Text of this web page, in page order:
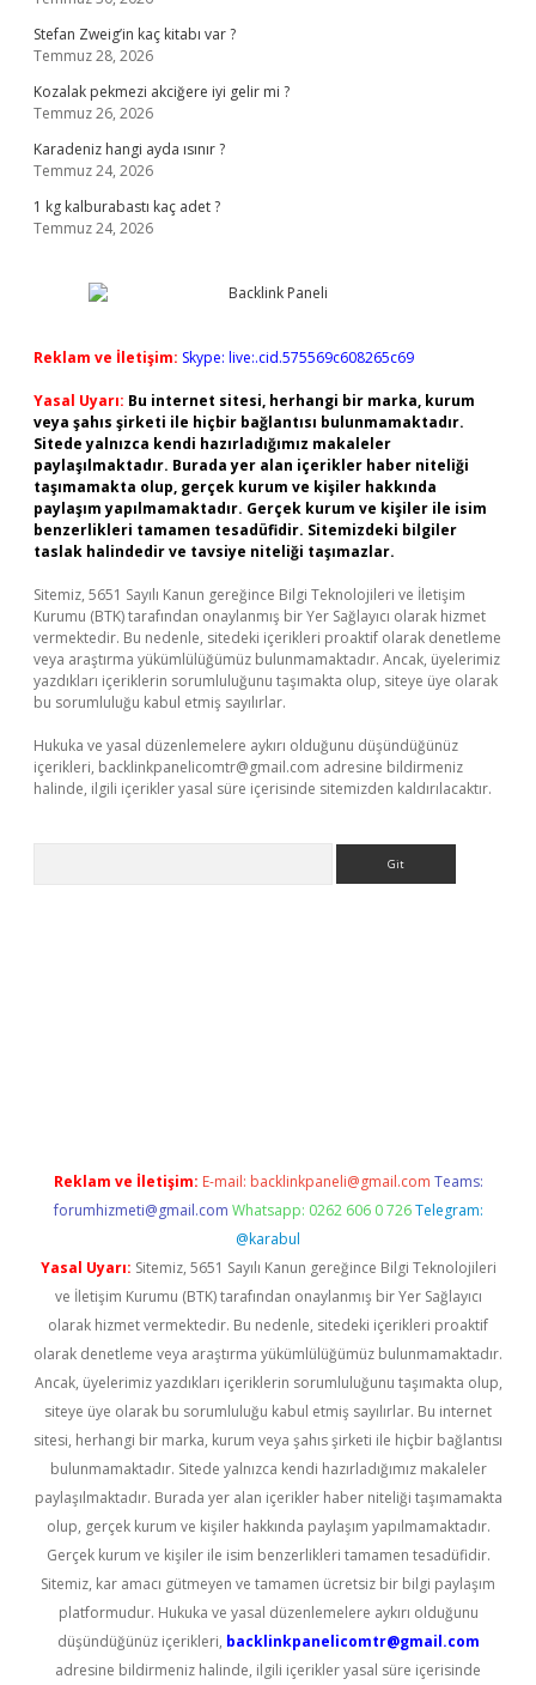
Stefan Zweig’in kaç kitabı var ?
Temmuz 28, 2026
Kozalak pekmezi akciğere iyi gelir mi ?
Temmuz 26, 2026
Karadeniz hangi ayda ısınır ?
Temmuz 24, 2026
1 kg kalburabastı kaç adet ?
Temmuz 24, 2026
Reklam ve İletişim: Skype: live:.cid.575569c608265c69
Yasal Uyarı: Bu internet sitesi, herhangi bir marka, kurum
veya şahıs şirketi ile hiçbir bağlantısı bulunmamaktadır.
Sitede yalnızca kendi hazırladığımız makaleler
paylaşılmaktadır. Burada yer alan içerikler haber niteliği
taşımamakta olup, gerçek kurum ve kişiler hakkında
paylaşım yapılmamaktadır. Gerçek kurum ve kişiler ile isim
benzerlikleri tamamen tesadüfidir. Sitemizdeki bilgiler
taslak halindedir ve tavsiye niteliği taşımazlar.
Sitemiz, 5651 Sayılı Kanun gereğince Bilgi Teknolojileri ve İletişim
Kurumu (BTK) tarafından onaylanmış bir Yer Sağlayıcı olarak hizmet
vermektedir. Bu nedenle, sitedeki içerikleri proaktif olarak denetleme
veya araştırma yükümlülüğümüz bulunmamaktadır. Ancak, üyelerimiz
yazdıkları içeriklerin sorumluluğunu taşımakta olup, siteye üye olarak
bu sorumluluğu kabul etmiş sayılırlar.
Hukuka ve yasal düzenlemelere aykırı olduğunu düşündüğünüz
içerikleri, backlinkpanelicomtr@gmail.com adresine bildirmeniz
halinde, ilgili içerikler yasal süre içerisinde sitemizden kaldırılacaktır.
Reklam ve İletişim: E-mail: backlinkpaneli@gmail.com Teams:
forumhizmeti@gmail.com Whatsapp: 0262 606 0 726 Telegram:
@karabul
Yasal Uyarı: Sitemiz, 5651 Sayılı Kanun gereğince Bilgi Teknolojileri
ve İletişim Kurumu (BTK) tarafından onaylanmış bir Yer Sağlayıcı
olarak hizmet vermektedir. Bu nedenle, sitedeki içerikleri proaktif
olarak denetleme veya araştırma yükümlülüğümüz bulunmamaktadır.
Ancak, üyelerimiz yazdıkları içeriklerin sorumluluğunu taşımakta olup,
siteye üye olarak bu sorumluluğu kabul etmiş sayılırlar. Bu internet
sitesi, herhangi bir marka, kurum veya şahıs şirketi ile hiçbir bağlantısı
bulunmamaktadır. Sitede yalnızca kendi hazırladığımız makaleler
paylaşılmaktadır. Burada yer alan içerikler haber niteliği taşımamakta
olup, gerçek kurum ve kişiler hakkında paylaşım yapılmamaktadır.
Gerçek kurum ve kişiler ile isim benzerlikleri tamamen tesadüfidir.
Sitemiz, kar amacı gütmeyen ve tamamen ücretsiz bir bilgi paylaşım
platformudur. Hukuka ve yasal düzenlemelere aykırı olduğunu
düşündüğünüz içerikleri, backlinkpanelicomtr@gmail.com
adresine bildirmeniz halinde, ilgili içerikler yasal süre içerisinde